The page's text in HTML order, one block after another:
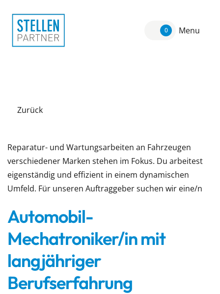
0 Menu
Zurück
Reparatur- und Wartungsarbeiten an Fahrzeugen
verschiedener Marken stehen im Fokus. Du arbeitest
eigenständig und effizient in einem dynamischen
Umfeld. Für unseren Auftraggeber suchen wir eine/n
Automobil-
Mechatroniker/in mit
langjähriger
Berufserfahrung